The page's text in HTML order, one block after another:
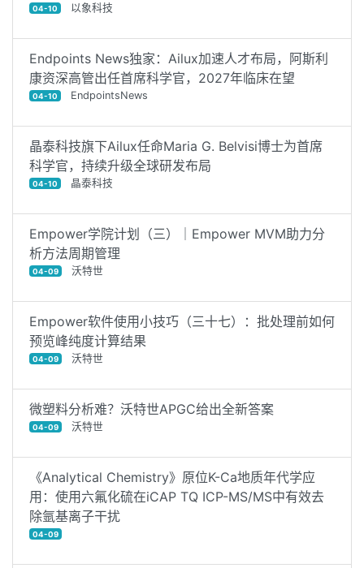
04-10 以象科技
Endpoints News独家：Ailux加速人才布局，阿斯利
康资深高管出任首席科学官，2027年临床在望
04-10 EndpointsNews
晶泰科技旗下Ailux任命Maria G. Belvisi博士为首席
科学官，持续升级全球研发布局
04-10 晶泰科技
Empower学院计划（三）｜Empower MVM助力分
析方法周期管理
04-09 沃特世
Empower软件使用小技巧（三十七）：批处理前如何
预览峰纯度计算结果
04-09 沃特世
微塑料分析难？沃特世APGC给出全新答案
04-09 沃特世
《Analytical Chemistry》原位K-Ca地质年代学应
用：使用六氟化硫在iCAP TQ ICP-MS/MS中有效去
除氩基离子干扰
04-09